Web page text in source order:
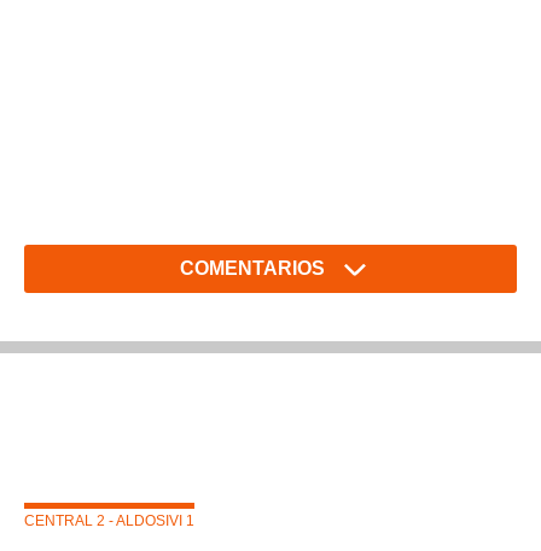
COMENTARIOS